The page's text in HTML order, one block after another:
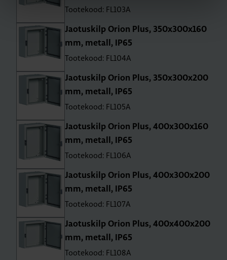
Tootekood: FL103A
Jao­tus­kilp Orion Plus, 350x300x160
mm, metall, IP65
Tootekood: FL104A
Jao­tus­kilp Orion Plus, 350x300x200
mm, metall, IP65
Tootekood: FL105A
Jao­tus­kilp Orion Plus, 400x300x160
mm, metall, IP65
Tootekood: FL106A
Jao­tus­kilp Orion Plus, 400x300x200
mm, metall, IP65
Tootekood: FL107A
Jao­tus­kilp Orion Plus, 400x400x200
mm, metall, IP65
Tootekood: FL108A